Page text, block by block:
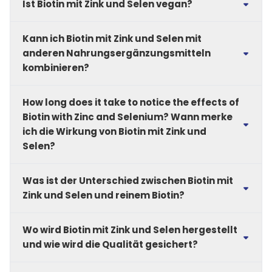
Wasser ein, am besten zu einer Mahlzeit.
Ist Biotin mit Zink und Selen vegan?
frei von Gelatine oder tierischen Bestandteilen.
Kann ich Biotin mit Zink und Selen mit
anderen Nahrungsergänzungsmitteln
kombinieren?
anderen Nahrungsergänzungsmitteln kombinieren.
Besonders beliebt ist die Ergänzung mit Kollagen,
Hyaluronsäure oder Omega-3 – für eine
ganzheitliche Unterstützung von Haut, Haaren und
Nägeln.
Sieh dir unsere
Kollagen -, Hyaluronsäure
- und
Omega-3-Produkte an.
How long does it take to notice the effects of
Biotin with Zinc and Selenium? Wann merke
ich die Wirkung von Biotin mit Zink und
Selen?
individuell verschieden. Viele Anwender berichten
von sichtbaren Ergebnissen für Haare, Haut und
Was ist der Unterschied zwischen Biotin mit
Zink und Selen und reinem Biotin?
Biotin zusätzliche Vorteile. Zink und Selen
unterstützen nicht nur Haut, Haare und Nägel,
Wo wird Biotin mit Zink und Selen hergestellt
und wie wird die Qualität gesichert?